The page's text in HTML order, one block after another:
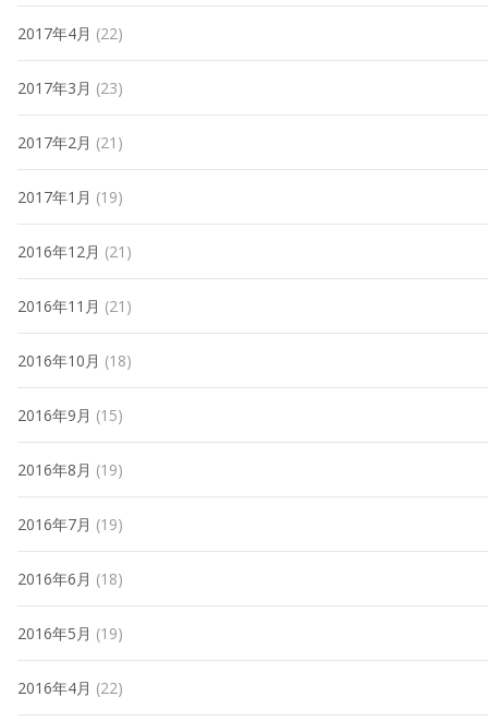
2017年4月 (22)
2017年3月 (23)
2017年2月 (21)
2017年1月 (19)
2016年12月 (21)
2016年11月 (21)
2016年10月 (18)
2016年9月 (15)
2016年8月 (19)
2016年7月 (19)
2016年6月 (18)
2016年5月 (19)
2016年4月 (22)